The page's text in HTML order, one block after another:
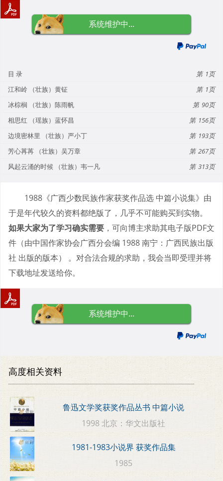
系统维护中...
目 录
1
江和岭 （壮族）黄钲
1
冰棕榈 （壮族）陈雨帆
90
相思红 （瑶族）蓝怀昌
156
边境密林里 （壮族）严小丁
193
芳心苒苒 （壮族）吴万章
267
风起云涌的时候 （壮族）韦一凡
313
1988《广西少数民族作家获奖作品选 中篇小说集》由
于是年代较久的资料都绝版了，几乎不可能购买到实物。
如果大家为了学习确实需要 ，可向博主求助其电子版PDF文
件（由中国作家协会广西分会编 1988 南宁：广西民族出版
社 出版的版本） 。对合法合规的求助，我会当即受理并将
下载地址发送给你。
系统维护中...
高度相关资料
鲁迅文学奖获奖作品丛书 中篇小说
1998 北京：华文出版社
1981-1983小说界 获奖作品集
1985